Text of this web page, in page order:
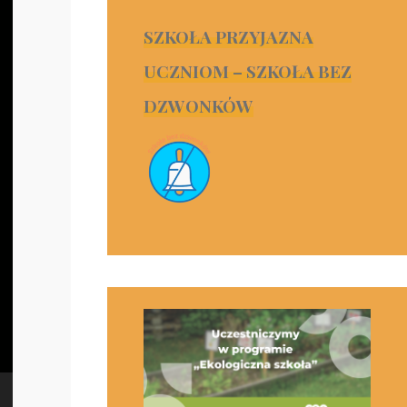
SZKOŁA PRZYJAZNA
UCZNIOM – SZKOŁA BEZ
DZWONKÓW